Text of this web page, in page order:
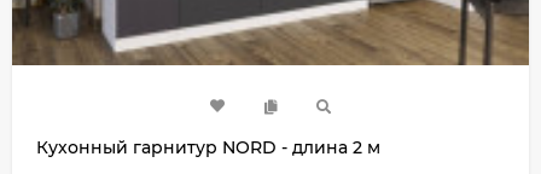
Кухонный гарнитур NORD - длина 2 м